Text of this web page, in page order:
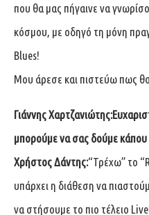
που θα μας πήγαινε να
κόσμου, με οδηγό τη μόνη
Blues!
Μου άρεσε και πιστεύω πως
Γιάννης
μπορούμε να σας δούμε κάπου
Χρήστος Δάντης:“Τρέχω” το
υπάρχει η διάθεση να
να στήσουμε το πιο τέλειο